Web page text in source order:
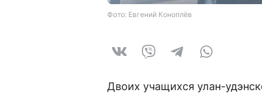
Фото: Евгений Коноплёв
Двоих учащихся улан-